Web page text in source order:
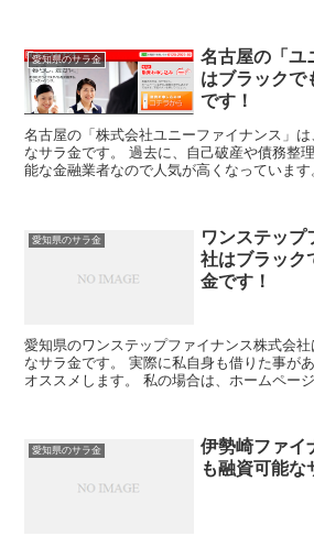
愛知県のサラ金
名古屋の「ユ
はブラックで
です！
名古屋の「株式会社ユニーファイナンス」
なサラ金です。 過去に、自己破産や債務整
能な金融業者なので人気が高くなっていま
愛知県のサラ金
ワンステップ
社はブラック
金です！
愛知県のワンステップファイナンス株式会
なサラ金です。 実際に私自身も借りた事が
オススメします。 私の場合は、ホームペー
愛知県のサラ金
伊勢崎ファイ
も融資可能な